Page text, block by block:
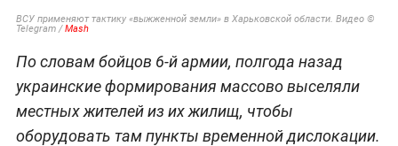
ВСУ применяют тактику «выжженной земли» в Харьковской области. Видео ©
Telegram /Mash
По словам бойцов 6-й армии, полгода назад
украинские формирования массово выселяли
местных жителей из их жилищ, чтобы
оборудовать там пункты временной дислокации.